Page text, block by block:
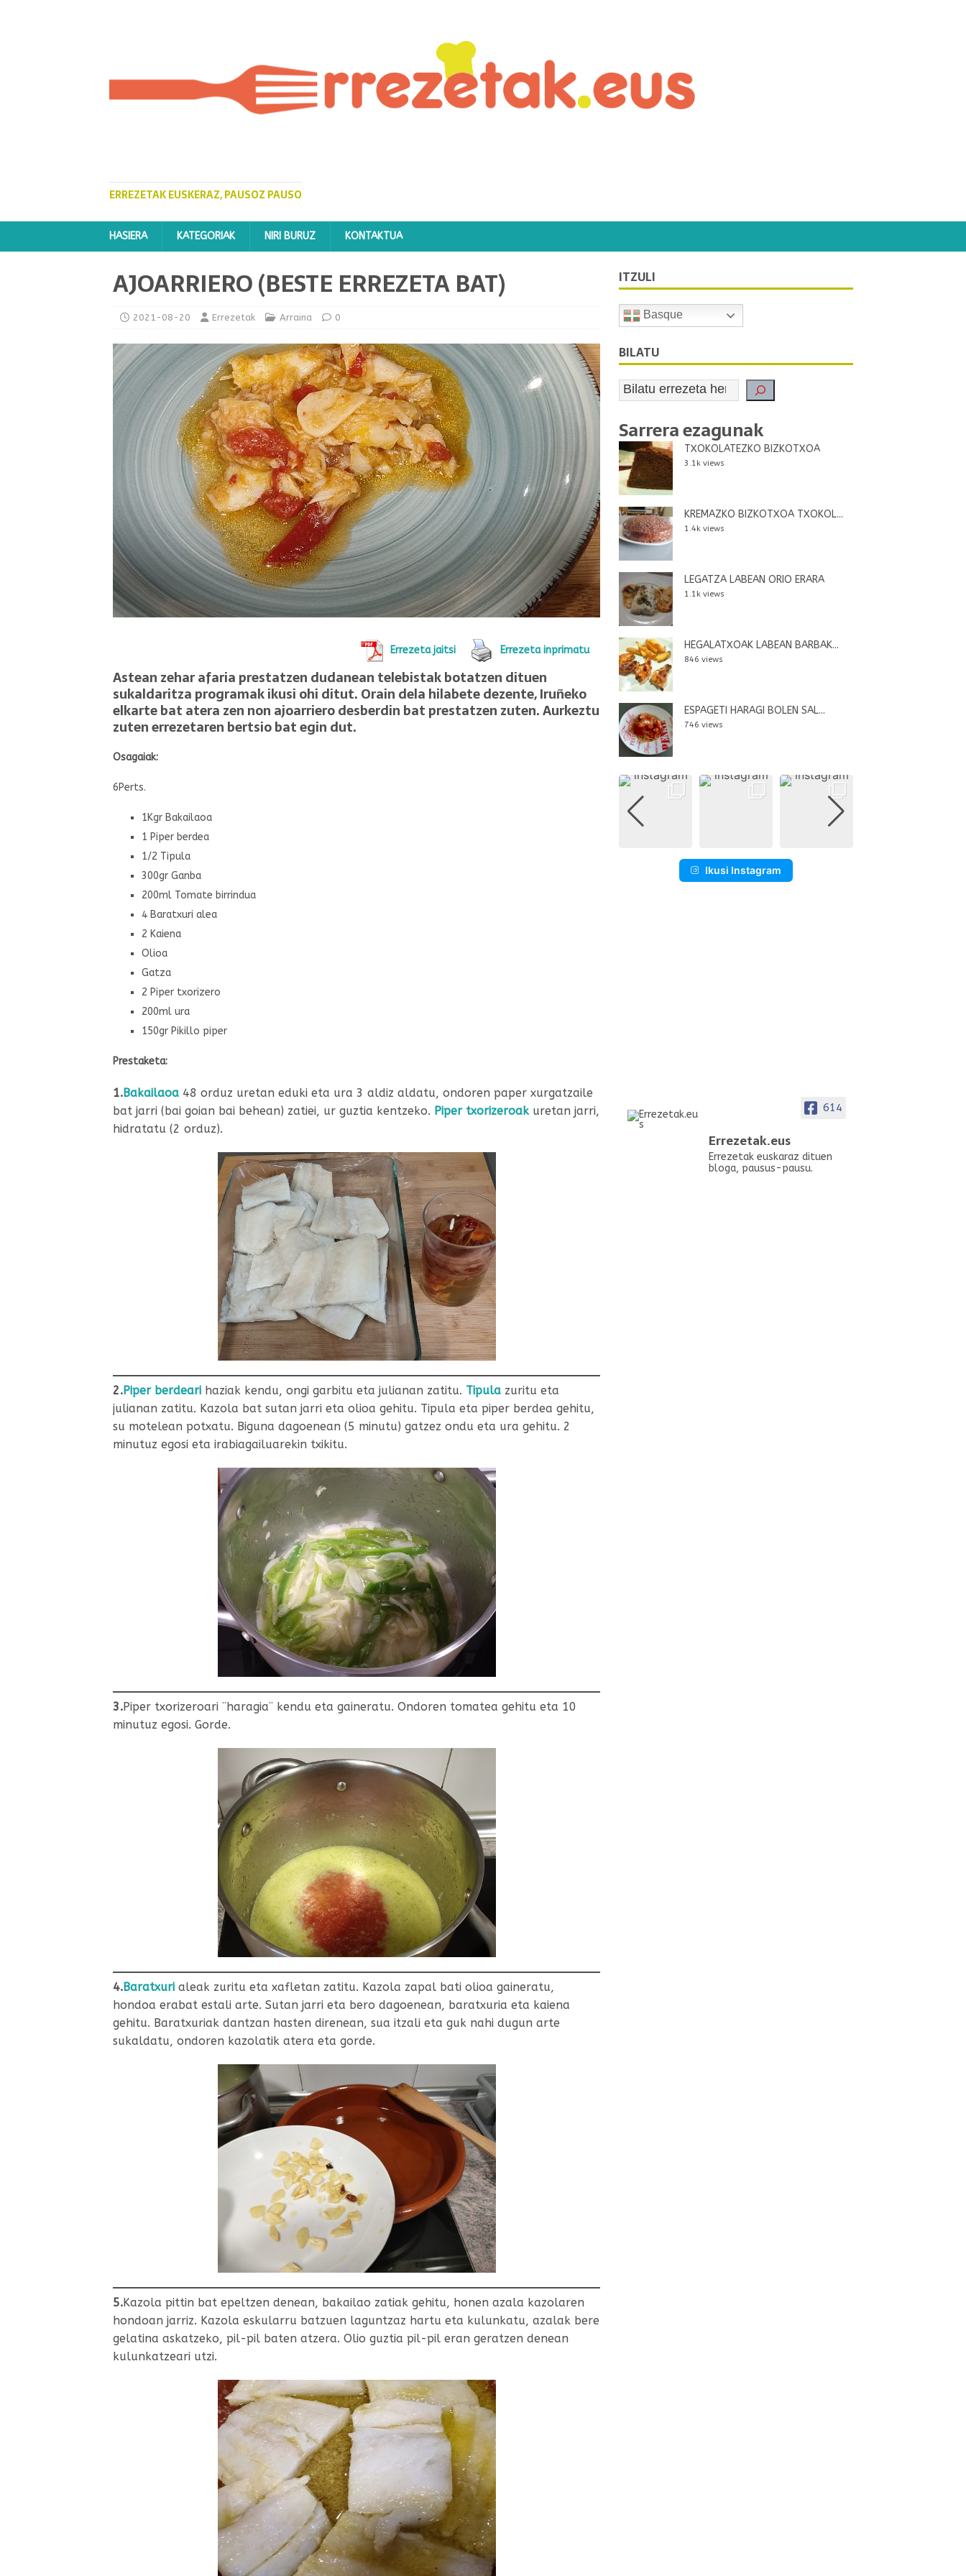
ERREZETAK EUSKERAZ, PAUSOZ PAUSO
HASIERA KATEGORIAK NIRI BURUZ KONTAKTUA
AJOARRIERO (BESTE ERREZETA BAT)
2021-08-20 Errezetak Arraina 0
Errezeta jaitsi Errezeta inprimatu
Astean zehar afaria prestatzen dudanean telebistak botatzen dituen
sukaldaritza programak ikusi ohi ditut. Orain dela hilabete dezente, Iruñeko
elkarte bat atera zen non ajoarriero desberdin bat prestatzen zuten. Aurkeztu
zuten errezetaren bertsio bat egin dut.
Osagaiak:
6Perts.
1Kgr Bakailaoa
1 Piper berdea
1/2 Tipula
300gr Ganba
200ml Tomate birrindua
4 Baratxuri alea
2 Kaiena
Olioa
Gatza
2 Piper txorizero
200ml ura
150gr Pikillo piper
Prestaketa:
1.Bakailaoa 48 orduz uretan eduki eta ura 3 aldiz aldatu, ondoren paper xurgatzaile
bat jarri (bai goian bai behean) zatiei, ur guztia kentzeko. Piper txorizeroak uretan jarri,
hidratatu (2 orduz).
2.Piper berdeari haziak kendu, ongi garbitu eta julianan zatitu. Tipula zuritu eta
julianan zatitu. Kazola bat sutan jarri eta olioa gehitu. Tipula eta piper berdea gehitu,
su motelean potxatu. Biguna dagoenean (5 minutu) gatzez ondu eta ura gehitu. 2
minutuz egosi eta irabiagailuarekin txikitu.
3.Piper txorizeroari ¨haragia¨ kendu eta gaineratu. Ondoren tomatea gehitu eta 10
minutuz egosi. Gorde.
4.Baratxuri aleak zuritu eta xafletan zatitu. Kazola zapal bati olioa gaineratu,
hondoa erabat estali arte. Sutan jarri eta bero dagoenean, baratxuria eta kaiena
gehitu. Baratxuriak dantzan hasten direnean, sua itzali eta guk nahi dugun arte
sukaldatu, ondoren kazolatik atera eta gorde.
5.Kazola pittin bat epeltzen denean, bakailao zatiak gehitu, honen azala kazolaren
hondoan jarriz. Kazola eskularru batzuen laguntzaz hartu eta kulunkatu, azalak bere
gelatina askatzeko, pil-pil baten atzera. Olio guztia pil-pil eran geratzen denean
kulunkatzeari utzi.
ITZULI
Basque
BILATU
Sarrera ezagunak
TXOKOLATEZKO BIZKOTXOA
3.1k views
KREMAZKO BIZKOTXOA TXOKOL...
1.4k views
LEGATZA LABEAN ORIO ERARA
1.1k views
HEGALATXOAK LABEAN BARBAK...
846 views
ESPAGETI HARAGI BOLEN SAL...
746 views
Ikusi Instagram
614
Errezetak.eus
Errezetak euskaraz dituen
bloga, pausus-pausu.